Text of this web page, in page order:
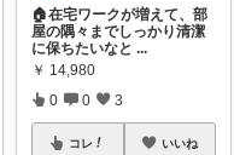
🏠在宅ワークが増えて、部
屋の隅々までしっかり清潔
に保ちたいなと ...
￥ 14,980
0 0 3
コレ いいね